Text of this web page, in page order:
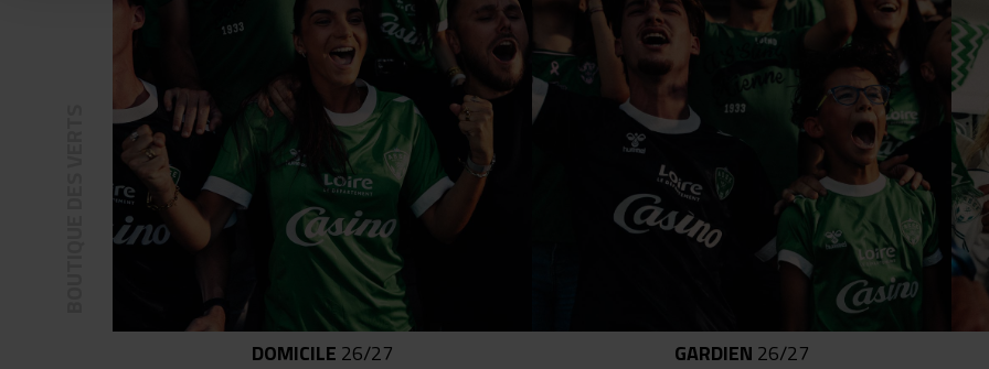
DOMICILE 26/27 GARDIEN 26/27